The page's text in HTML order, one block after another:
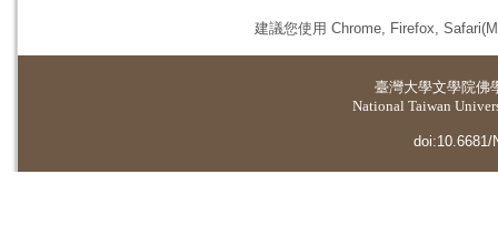
建議您使用 Chrome, Firefox,
臺灣大學文學院佛
National Taiwan
doi:10.6681/